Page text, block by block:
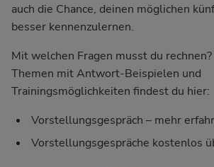
auch die Chance, deinen möglichen
besser kennenzulernen.
Mit welchen Fragen musst du
Themen mit Antwort-Beispielen und
Trainingsmöglichkeiten findest du hier:
Vorstellungsgespräch – mehr
Vorstellungsgespräche kostenlos